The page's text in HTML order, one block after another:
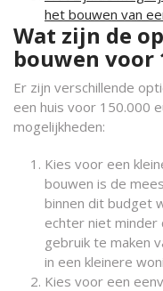
het bouwen van
Wat zijn de
bouwen voor
Er zijn verschillende
een huis voor 150.000
mogelijkheden:
Kies voor een
bouwen is de
binnen dit budget
echter niet minder
gebruik te maken
in een kleinere
Kies voor een